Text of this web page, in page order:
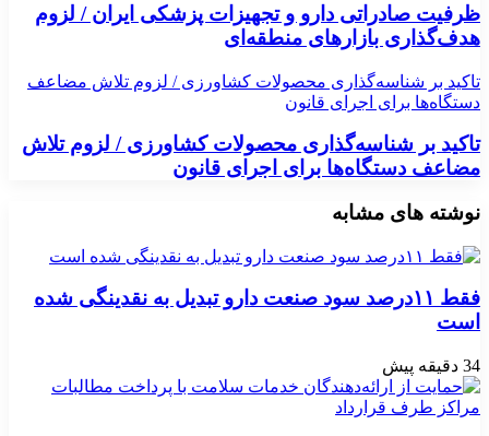
ظرفیت صادراتی دارو و تجهیزات پزشکی ایران / لزوم
هدف‌گذاری بازارهای منطقه‌ای
تاکید بر شناسه‌گذاری محصولات کشاورزی / لزوم تلاش مضاعف
دستگاه‌ها برای اجرای قانون
تاکید بر شناسه‌گذاری محصولات کشاورزی / لزوم تلاش
مضاعف دستگاه‌ها برای اجرای قانون
نوشته های مشابه
فقط ۱۱‌درصد سود صنعت دارو تبدیل به نقدینگی شده
است
34 دقیقه پیش